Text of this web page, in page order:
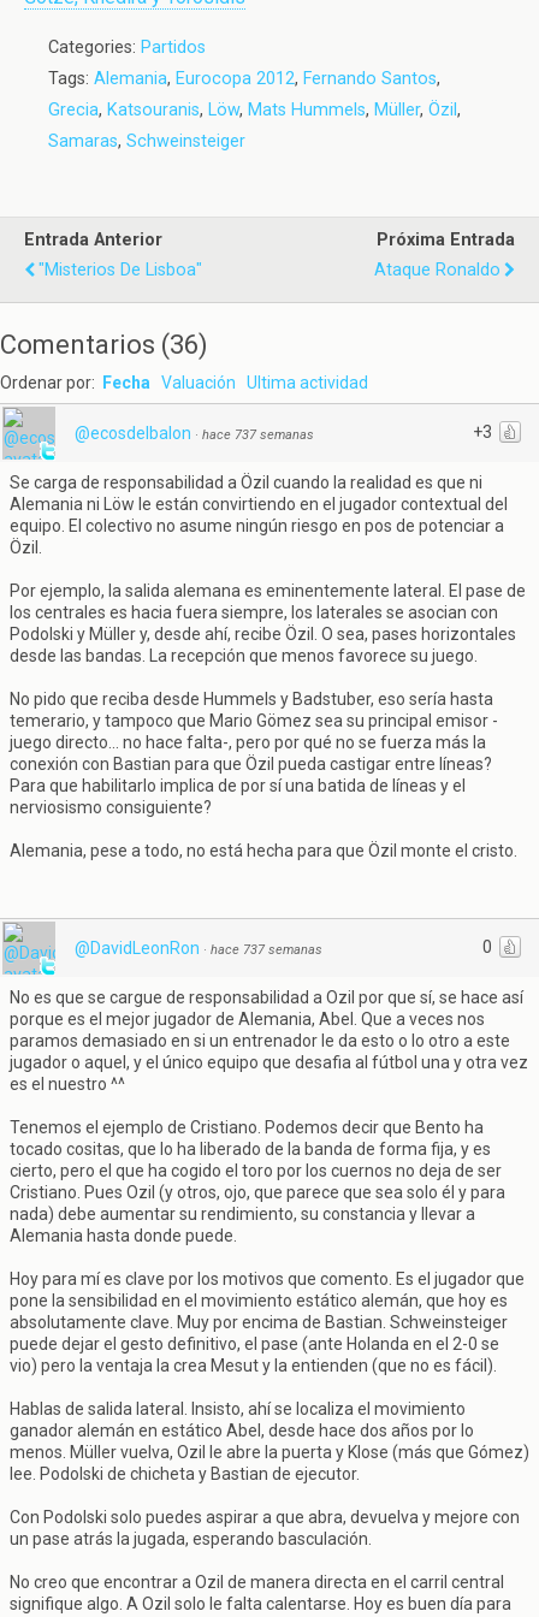
Categories: Partidos
Tags: Alemania, Eurocopa 2012, Fernando Santos,
Grecia, Katsouranis, Löw, Mats Hummels, Müller, Özil ,
Samaras, Schweinsteiger
Entrada Anterior
"Misterios De Lisboa"
Próxima Entrada
Ataque Ronaldo
Comentarios (36)
Ordenar por: Fecha Valuación Ultima actividad
+3
@ecosdelbalon · hace 737 semanas
Se carga de responsabilidad a Özil cuando la realidad es que ni
Alemania ni Löw le están convirtiendo en el jugador contextual del
equipo. El colectivo no asume ningún riesgo en pos de potenciar a
Özil.
Por ejemplo, la salida alemana es eminentemente lateral. El pase de
los centrales es hacia fuera siempre, los laterales se asocian con
Podolski y Müller y, desde ahí, recibe Özil. O sea, pases horizontales
desde las bandas. La recepción que menos favorece su juego.
No pido que reciba desde Hummels y Badstuber, eso sería hasta
temerario, y tampoco que Mario Gömez sea su principal emisor -
juego directo... no hace falta-, pero por qué no se fuerza más la
conexión con Bastian para que Özil pueda castigar entre líneas?
Para que habilitarlo implica de por sí una batida de líneas y el
nerviosismo consiguiente?
Alemania, pese a todo, no está hecha para que Özil monte el cristo.
0
@DavidLeonRon · hace 737 semanas
No es que se cargue de responsabilidad a Ozil por que sí, se hace así
porque es el mejor jugador de Alemania, Abel. Que a veces nos
paramos demasiado en si un entrenador le da esto o lo otro a este
jugador o aquel, y el único equipo que desafia al fútbol una y otra vez
es el nuestro ^^
Tenemos el ejemplo de Cristiano. Podemos decir que Bento ha
tocado cositas, que lo ha liberado de la banda de forma fija, y es
cierto, pero el que ha cogido el toro por los cuernos no deja de ser
Cristiano. Pues Ozil (y otros, ojo, que parece que sea solo él y para
nada) debe aumentar su rendimiento, su constancia y llevar a
Alemania hasta donde puede.
Hoy para mí es clave por los motivos que comento. Es el jugador que
pone la sensibilidad en el movimiento estático alemán, que hoy es
absolutamente clave. Muy por encima de Bastian. Schweinsteiger
puede dejar el gesto definitivo, el pase (ante Holanda en el 2-0 se
vio) pero la ventaja la crea Mesut y la entienden (que no es fácil).
Hablas de salida lateral. Insisto, ahí se localiza el movimiento
ganador alemán en estático Abel, desde hace dos años por lo
menos. Müller vuelva, Ozil le abre la puerta y Klose (más que Gómez)
lee. Podolski de chicheta y Bastian de ejecutor.
Con Podolski solo puedes aspirar a que abra, devuelva y mejore con
un pase atrás la jugada, esperando basculación.
No creo que encontrar a Ozil de manera directa en el carril central
signifique algo. A Ozil solo le falta calentarse. Hoy es buen día para